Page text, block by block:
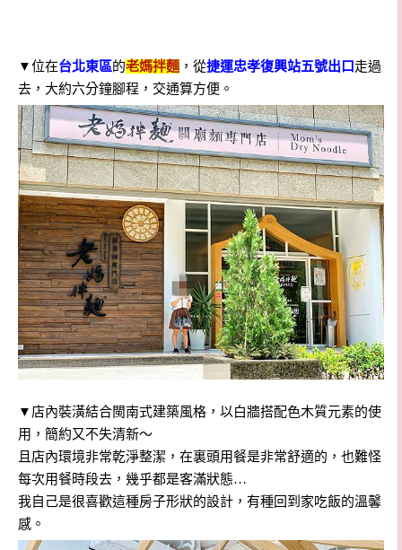
▼位在台北東區的老媽拌麵 ，從捷運忠孝復興站五號出口 走過
去，大約六分鐘腳程，交通算方便。
▼店內裝潢結合閩南式建築風格，以白牆搭配色木質元素的使
用，簡約又不失清新～
且店內環境非常乾淨整潔，在裏頭用餐是非常舒適的，也難怪
每次用餐時段去，幾乎都是客滿狀態…
我自己是很喜歡這種房子形狀的設計，有種回到家吃飯的溫馨
感。